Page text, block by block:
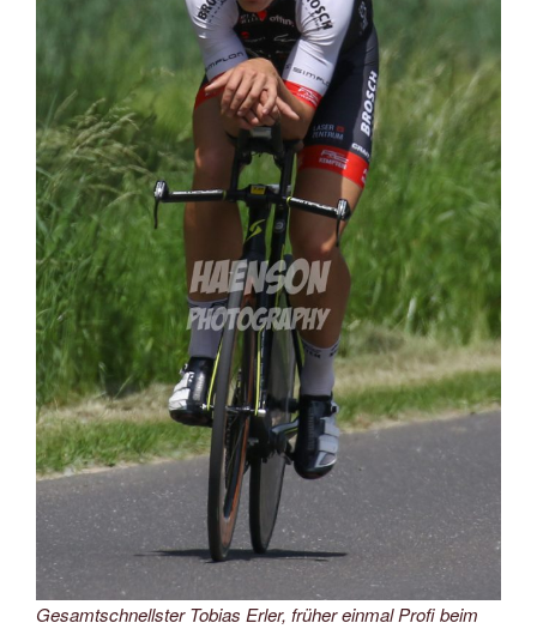
Gesamtschnellster Tobias Erler, früher einmal Profi beim